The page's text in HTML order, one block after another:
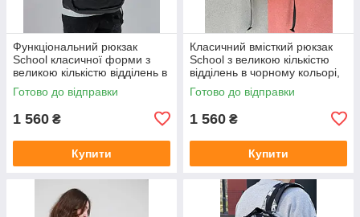
Функціональний рюкзак
School класичної форми з
великою кількістю відділень в
чорному кольорі, 30л
Готово до відправки
1 560 ₴
Купити
Класичний вмісткий рюкзак
School з великою кількістю
відділень в чорному кольорі,
30л
Готово до відправки
1 560 ₴
Купити